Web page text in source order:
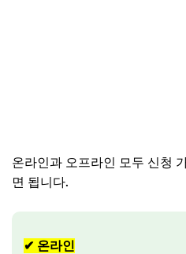
온라인과 오프라인 모두 신청
면 됩니다.
✔ 온라인